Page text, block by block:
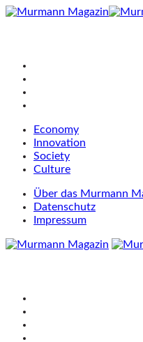
Economy
Innovation
Society
Culture
Über das Murmann
Datenschutz
Impressum